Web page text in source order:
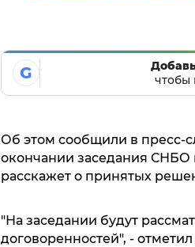
G
чтобы
Об этом сообщили в пресс-
окончании заседания СНБО
расскажет о принятых
"На заседании будут
договоренностей", -